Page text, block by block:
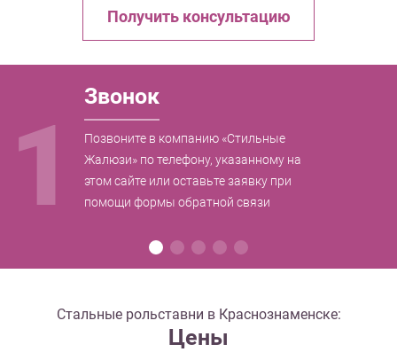
Получить консультацию
1
Звонок
Позвоните в компанию «Стильные
Жалюзи» по телефону, указанному на
этом сайте или оставьте заявку при
помощи формы обратной связи
Стальные рольставни в Краснознаменске:
Цены